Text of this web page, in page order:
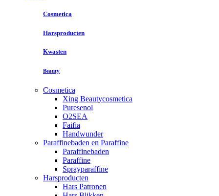
Cosmetica
Harsproducten
Kwasten
Beauty
Cosmetica
Xing Beautycosmetica
Puresenol
O2SEA
Faifia
Handwunder
Paraffinebaden en Paraffine
Paraffinebaden
Paraffine
Sprayparaffine
Harsproducten
Hars Patronen